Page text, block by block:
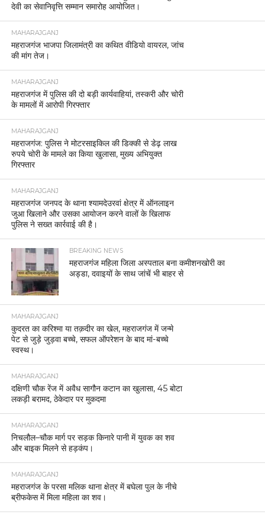
देवी का सेवानिवृत्ति सम्मान समारोह आयोजित।
MAHARAJGANJ
महराजगंज भाजपा जिलामंत्री का कथित वीडियो वायरल, जांच
की मांग तेज।
MAHARAJGANJ
महराजगंज में पुलिस की दो बड़ी कार्यवाहियां, तस्करी और चोरी
के मामलों में आरोपी गिरफ्तार
MAHARAJGANJ
महराजगंज: पुलिस ने मोटरसाइकिल की डिक्की से डेढ़ लाख
रुपये चोरी के मामले का किया खुलासा, मुख्य अभियुक्त
गिरफ्तार
MAHARAJGANJ
महराजगंज जनपद के थाना श्यामदेउरवां क्षेत्र में ऑनलाइन
जुआ खिलाने और उसका आयोजन करने वालों के खिलाफ
पुलिस ने सख्त कार्रवाई की है।
BREAKING NEWS
महराजगंज महिला जिला अस्पताल बना कमीशनखोरी का
अड्डा, दवाइयों के साथ जांचें भी बाहर से
MAHARAJGANJ
कुदरत का करिश्मा या तक़दीर का खेल, महराजगंज में जन्मे
पेट से जुड़े जुड़वा बच्चे, सफल ऑपरेशन के बाद मां-बच्चे
स्वस्थ।
MAHARAJGANJ
दक्षिणी चौक रेंज में अवैध सागौन कटान का खुलासा, 45 बोटा
लकड़ी बरामद, ठेकेदार पर मुकदमा
MAHARAJGANJ
निचलौल–चौक मार्ग पर सड़क किनारे पानी में युवक का शव
और बाइक मिलने से हड़कंप।
MAHARAJGANJ
महराजगंज के परसा मलिक थाना क्षेत्र में बघेला पुल के नीचे
ब्रीफकेस में मिला महिला का शव।